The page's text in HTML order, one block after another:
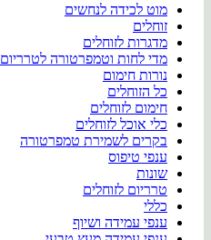
מוט לכידה לנחשים
זוחלים
מדגרות לזוחלים
מדי לחות וטמפרטורה לטרריום
נורות חימום
כל הזוחלים
חימום לזוחלים
כלי אוכל לזוחלים
בקרים לשמירת טמפרטורה
ענפי טיפוס
שונות
טרריום לזוחלים
כללי
ענפי עמידה ושיוף